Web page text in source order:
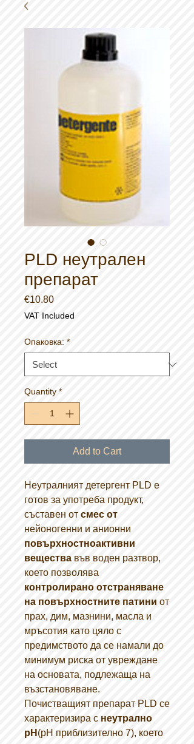
PLD неутрален
препарат
€10.80Price
VAT Included
Опаковка: *
Quantity *
Add to Cart
Неутралният детергент PLD е
готов за употреба продукт,
съставен от смес от
нейоногенни и анионни
повърхностноактивни
вещества във воден разтвор,
което позволява
контролирано отстраняване
на повърхностните патини от
прах, дим, мазнини, масла и
мръсотия като цяло с
предимството да се намали до
минимум риска от увреждане
на основата, подлежаща на
възстановяване.
Почистващият препарат PLD се
характеризира с неутрално
рН (pH приблизително 7), което